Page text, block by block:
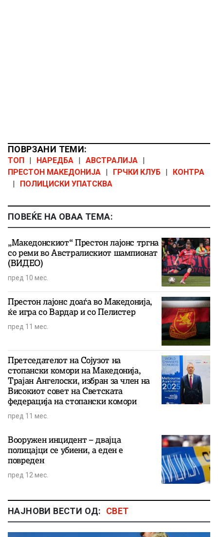
ПОВРЗАНИ ТЕМИ:
ТОП | НАРЕДБА | АВСТРАЛИЈА |
ПРЕСТОН МАКЕДОНИЈА | ГРЧКИ КЛУБ |
КОНТРА
|
ПОЛИЦИСКИ УПАТСКВА
ПОВЕЌЕ НА ОВАА ТЕМА:
„Македонскиот“ Престон лајонс тргна
со реми во Австралискиот шампионат
(ВИДЕО)
пред 10 мес.
Престон лајонс доаѓа во Македонија,
ќе игра со Вардар и со Пелистер
пред 11 мес.
Претседателот на Сојузот на
стопански комори на Македонија,
Трајан Ангелоски, избран за член на
Високиот совет на Светската
федерација на стопански комори
пред 11 мес.
Вооружен инцидент – двајца
полицајци се убиени, а еден е
повреден
пред 12 мес.
НАЈНОВИ ВЕСТИ ОД: СВЕТ